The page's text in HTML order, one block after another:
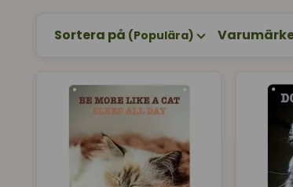
Sortera på (Populära)